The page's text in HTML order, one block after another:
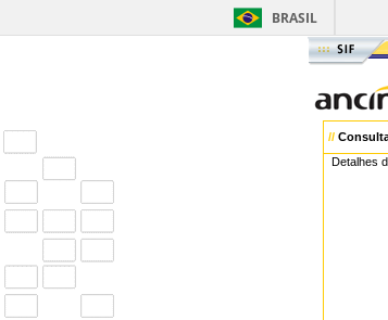
BRASIL
//
Detalhes